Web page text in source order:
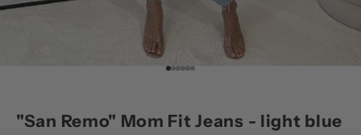
Gehe zu Element 1
Gehe zu Element 2
Gehe zu Element 3
Gehe zu Element 4
Gehe zu Element 5
Gehe zu Element 6
"San Remo" Mom Fit Jeans - light blue